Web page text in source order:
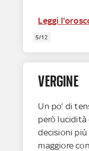
Leggi
5/12
VERGINE
Un po’ di
però lucidità
decisioni più
maggiore